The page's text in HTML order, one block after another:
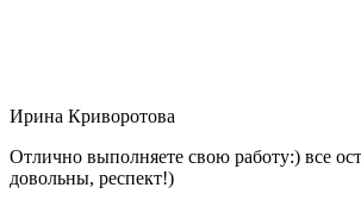
Ирина Криворотова
Отлично выполняете свою работу:) все
довольны, респект!)